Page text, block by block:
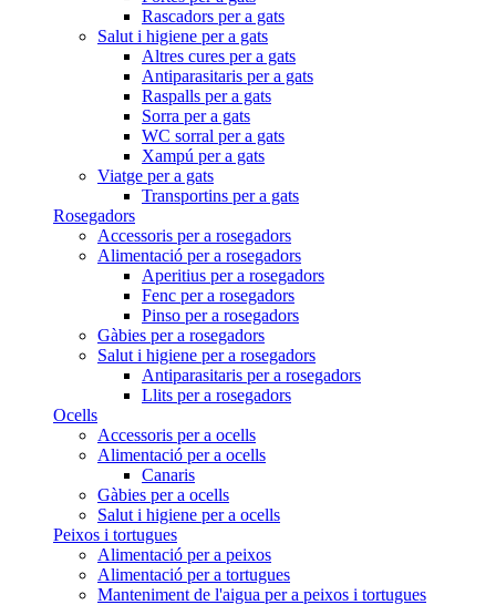
Rascadors per a gats
Salut i higiene per a gats
Altres cures per a gats
Antiparasitaris per a gats
Raspalls per a gats
Sorra per a gats
WC sorral per a gats
Xampú per a gats
Viatge per a gats
Transportins per a gats
Rosegadors
Accessoris per a rosegadors
Alimentació per a rosegadors
Aperitius per a rosegadors
Fenc per a rosegadors
Pinso per a rosegadors
Gàbies per a rosegadors
Salut i higiene per a rosegadors
Antiparasitaris per a rosegadors
Llits per a rosegadors
Ocells
Accessoris per a ocells
Alimentació per a ocells
Canaris
Gàbies per a ocells
Salut i higiene per a ocells
Peixos i tortugues
Alimentació per a peixos
Alimentació per a tortugues
Manteniment de l'aigua per a peixos i tortugues